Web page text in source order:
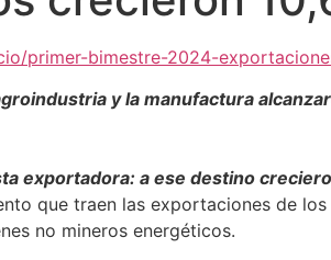
primer-bimestre-2024-
y la manufactura
exportadora: a ese destino
que traen las exportaciones de
no mineros energéticos.